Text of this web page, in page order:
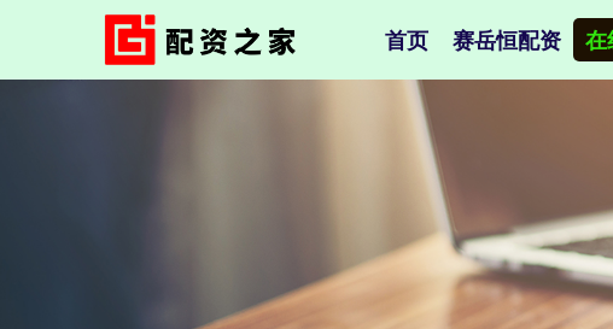
首页 赛岳恒配资 在